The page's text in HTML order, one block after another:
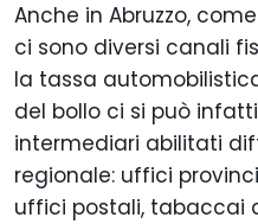
Anche in Abruzzo,
ci sono diversi canali
la tassa
del bollo ci si può
intermediari abilitati
regionale: uffici
uffici postali, tabaccai